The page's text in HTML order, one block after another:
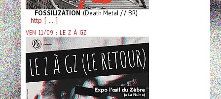
FOSSILIZATION (Death Metal // BR)
http [ ... ]
VEN 11/09 : LE Z À GZ